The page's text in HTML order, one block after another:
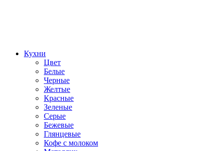
Кухни
Цвет
Белые
Черные
Желтые
Красные
Зеленые
Серые
Бежевые
Глянцевые
Кофе с молоком